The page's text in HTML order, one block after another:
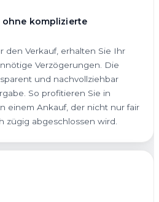
ohne komplizierte
den Verkauf, erhalten Sie Ihr
Verzögerungen. Die
und nachvollziehbar
So profitieren Sie in
einem Ankauf, der nicht nur fair
zügig abgeschlossen wird.